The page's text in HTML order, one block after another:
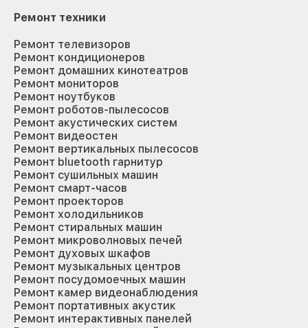
Ремонт техники
Ремонт телевизоров
Ремонт кондиционеров
Ремонт домашних кинотеатров
Ремонт мониторов
Ремонт ноутбуков
Ремонт роботов-пылесосов
Ремонт акустических систем
Ремонт видеостен
Ремонт вертикальных пылесосов
Ремонт bluetooth гарнитур
Ремонт сушильных машин
Ремонт смарт-часов
Ремонт проекторов
Ремонт холодильников
Ремонт стиральных машин
Ремонт микроволновых печей
Ремонт духовых шкафов
Ремонт музыкальных центров
Ремонт посудомоечных машин
Ремонт камер видеонаблюдения
Ремонт портативных акустик
Ремонт интерактивных панелей